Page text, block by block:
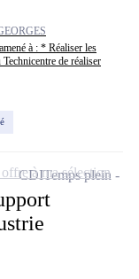
à : * Réaliser les
de réaliser
CDITemps plein
à ma sélection